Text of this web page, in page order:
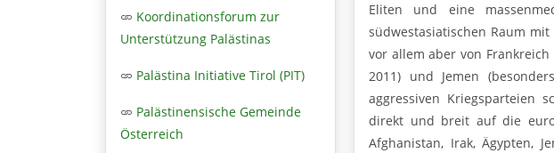
Koordinationsforum zur
Unterstützung Palästinas
Palästina Initiative Tirol (PIT)
Palästinensische Gemeinde
Österreich
Eliten und eine
südwestasiatischen Raum
vor allem aber von
2011) und Jemen
aggressiven Kriegsparteien
direkt und breit auf die
Afghanistan, Irak, Ägypten,